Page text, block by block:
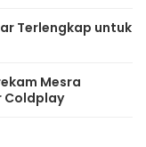
Terlengkap untuk
Mesra
Coldplay